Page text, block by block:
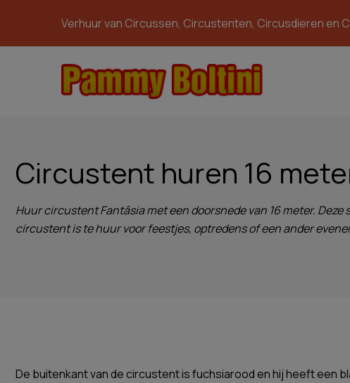
Verhuur van Circussen, Circustenten, Circusdieren en
Circustent huren 16
Huur circustent Fantâsia met een doorsnede van 16 meter.
circustent is te huur voor feestjes, optredens of een ander
De buitenkant van de circustent is fuchsiarood en hij heeft een